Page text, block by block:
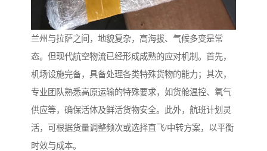
兰州与拉萨之间，地貌复杂，高海拔、气候多变是常
态。但现代航空物流已经形成成熟的应对机制。首先，
机场设施完备，具备处理各类特殊货物的能力；其次，
专业团队熟悉高原运输的特殊要求，如货舱温控、氧气
供应等，确保活体及鲜活货物安全。此外，航班计划灵
活，可根据货量调整频次或选择直飞/中转方案，以平衡
时效与成本。